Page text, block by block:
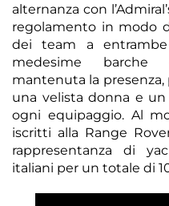
alternanza con
regolamento in modo
dei team a
medesime barche
mantenuta la
una velista donna e
ogni equipaggio. Al
iscritti alla Range
rappresentanza di
italiani per un totale di